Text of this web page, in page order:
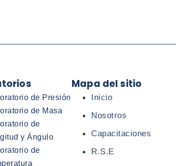
de Presión
de Masa
de
y Ángulo
de
Mapa del sitio
Inicio
Nosotros
Capacitaciones
R.S.E